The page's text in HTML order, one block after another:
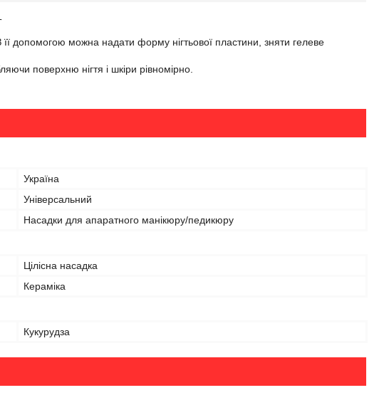
допомогою можна надати форму нігтьової пластини, зняти гелеве
поверхню нігтя і шкіри рівномірно.
Україна
Універсальний
Насадки для апаратного манікюру/педикюру
Цілісна насадка
Кераміка
Кукурудза